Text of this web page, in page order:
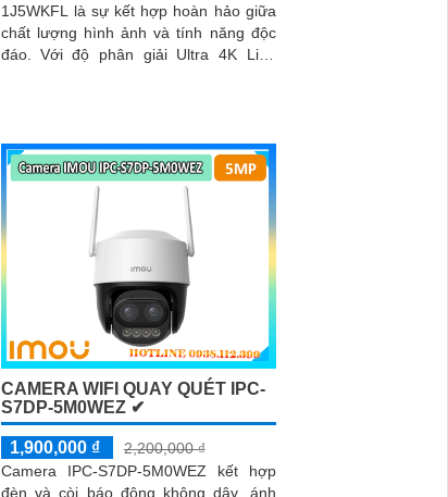
1J5WKFL là sự kết hợp hoàn hảo giữa
chất lượng hình ảnh và tính năng độc
đáo. Với độ phân giải Ultra 4K Lite,
CAMERA WIFI QUAY QUÉT IPC-
S7DP-5M0WEZ ✔
1,900,000 ₫
2,200,000 ₫
Camera IPC-S7DP-5M0WEZ kết hợp
đèn và còi báo động không dây, ánh